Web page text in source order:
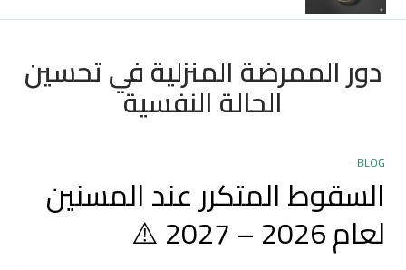
دور الممرضة المنزلية في تحسين
الحالة النفسية
BLOG
السقوط المتكرر عند المسنين
لعام 2026 – 2027 ⚠️